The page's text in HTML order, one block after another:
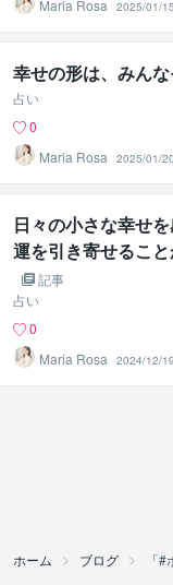
Maria Rosa 2025/01/15
幸せの形は、みん
占い
0
Maria Rosa
2025/01/20
日々の小さな幸せ
運を引き寄せるこ
記事
占い
0
Maria Rosa
2024/12/19
ホーム ブログ 「